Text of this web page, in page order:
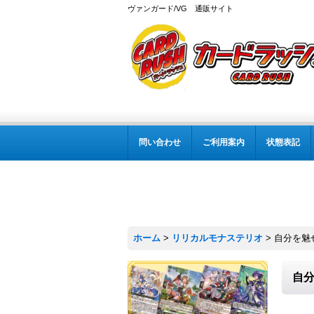
ヴァンガード/VG 通販サイト
問い合わせ ご利用案内 状態表記
ホーム > リリカルモナステリオ > 自分を魅
自